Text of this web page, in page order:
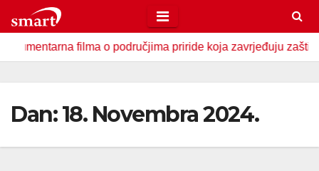
to
content
filma o područjima priride koja zavrjeđuju zaštitu
Dan:18. Novembra 2024.